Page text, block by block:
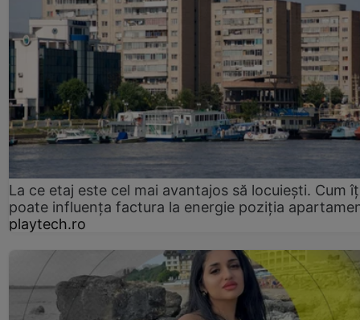
La ce etaj este cel mai avantajos să locuiești. Cum
poate influența factura la energie poziția
playtech.ro